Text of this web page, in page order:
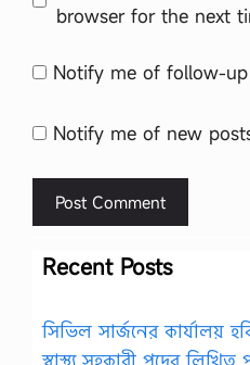
browser for the next
Notify me of follow-
Notify me of new
Recent Posts
সিভিল সার্জনের কার্যালয়